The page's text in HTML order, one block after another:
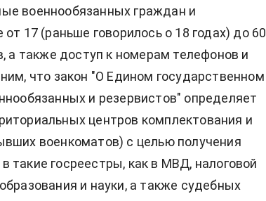
военнообязанных граждан и
17 (раньше говорилось о 18 годах) до 60
а также доступ к номерам телефонов и
что закон "О Едином государственном
и резервистов" определяет
центров комплектования и
военкоматов) с целью получения
такие госреестры, как в МВД, налоговой
и науки, а также судебных